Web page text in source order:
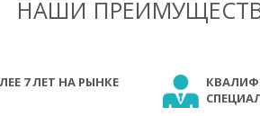
НАШИ
7 ЛЕТ НА РЫНКЕ